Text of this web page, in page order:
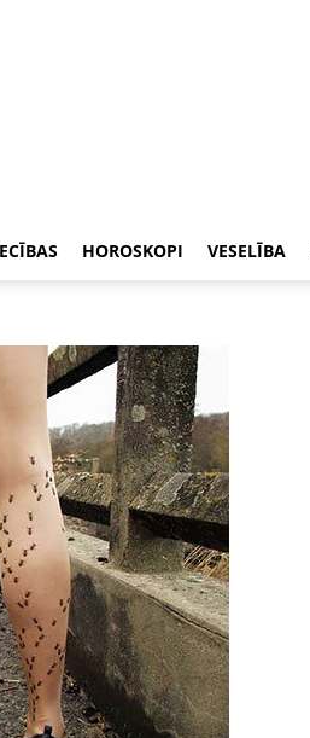
HOROSKOPI VESELĪBA